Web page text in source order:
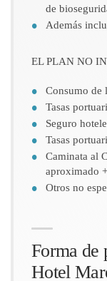
de
Además
EL PLAN NO
Consumo de
Tasas
Seguro
Tasas
Caminata al
aproximado
Otros no
Forma de
Hotel